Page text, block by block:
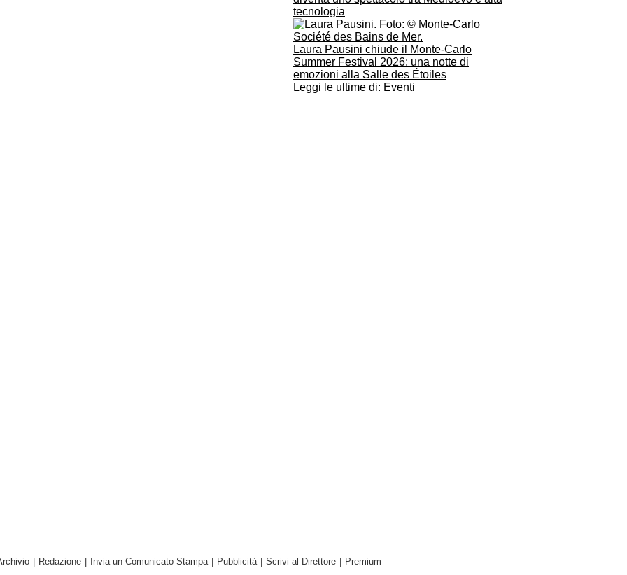
tecnologia
Laura Pausini chiude il Monte-Carlo
Summer Festival 2026: una notte di
emozioni alla Salle des Étoiles
Leggi le ultime di: Eventi
Redazione Invia un Comunicato Stampa Pubblicità Scrivi al Direttore Premium